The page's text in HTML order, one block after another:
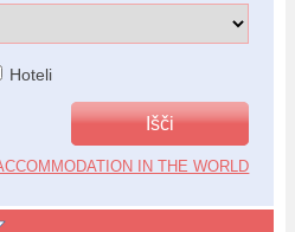
Hoteli
IN THE WORLD